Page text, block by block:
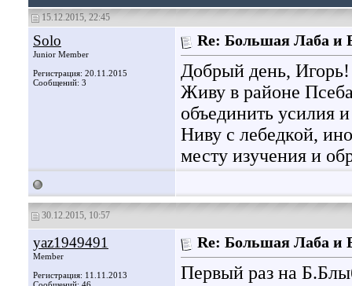
15.12.2015, 22:45
Solo
Junior Member
Регистрация: 20.11.2015
Сообщений: 3
Re: Большая Лаба и
Добрый день, Игорь!
Живу в районе
объединить усилия
Ниву с лебедкой,
месту изучения и
30.12.2015, 10:57
yaz1949491
Member
Регистрация: 11.11.2013
Re: Большая Лаба и
Первый раз на